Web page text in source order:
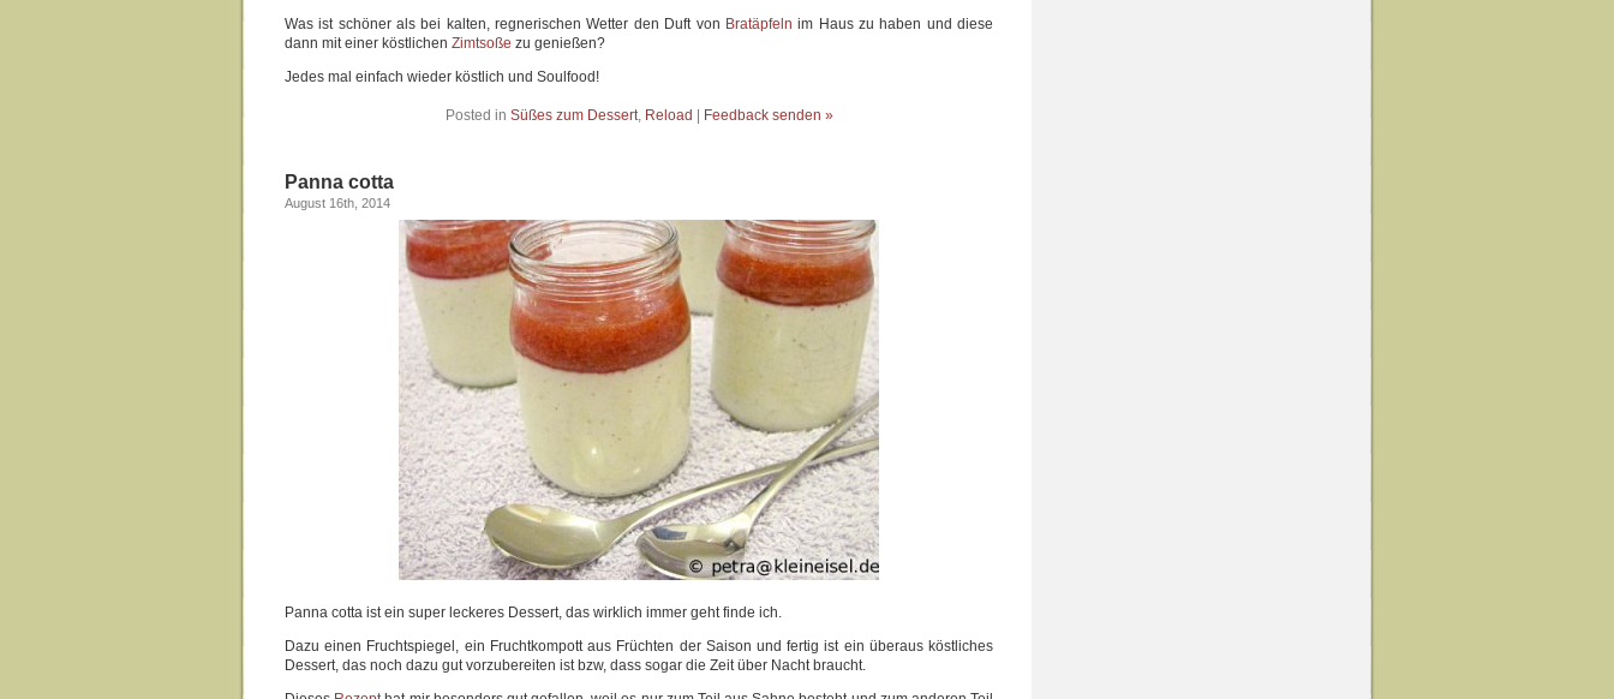
Was ist schöner als bei kalten, regnerischen Wetter den Duft von Bratäpfeln im Haus zu haben und diese
dann mit einer köstlichen Zimtsoße zu genießen?
Jedes mal einfach wieder köstlich und Soulfood!
Posted in Süßes zum Dessert, Reload Feedback senden »
Panna cotta
August 16th, 2014
Panna cotta ist ein super leckeres Dessert, das wirklich immer geht finde ich.
Dazu einen Fruchtspiegel, ein Fruchtkompott aus Früchten der Saison und fertig ist ein überaus köstliches
Dessert, das noch dazu gut vorzubereiten ist bzw, dass sogar die Zeit über Nacht braucht.